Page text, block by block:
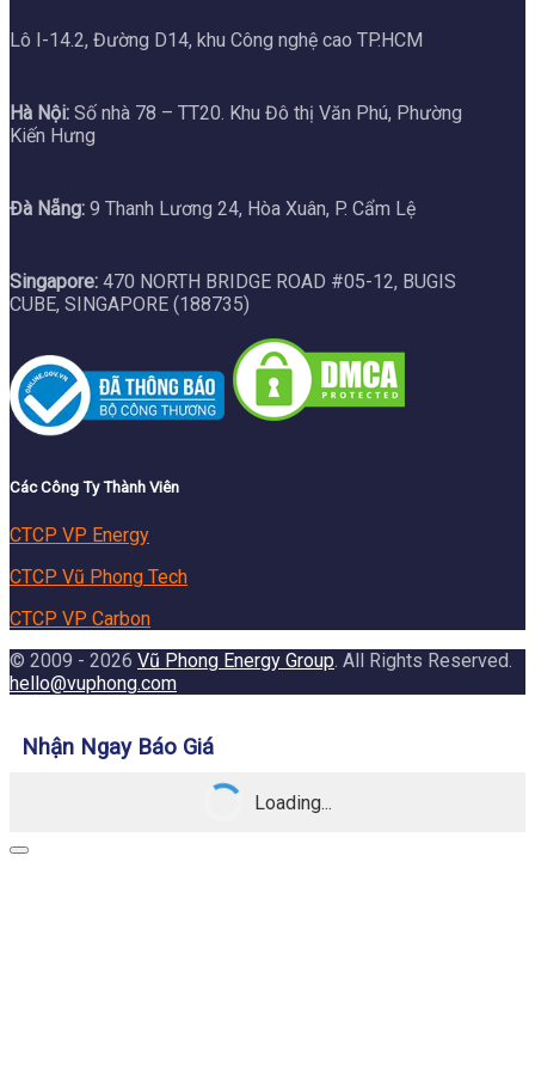
Lô I-14.2, Đường D14, khu Công nghệ cao TP.HCM
Hà Nội: Số nhà 78 – TT20. Khu Đô thị Văn Phú, Phường
Kiến Hưng
Đà Nẵng: 9 Thanh Lương 24, Hòa Xuân, P. Cẩm Lệ
Singapore: 470 NORTH BRIDGE ROAD #05-12, BUGIS
CUBE, SINGAPORE (188735)
Các Công Ty Thành Viên
CTCP VP Energy
CTCP Vũ Phong Tech
CTCP VP Carbon
© 2009 - 2026 Vũ Phong Energy Group . All Rights Reserved.
hello@vuphong.com
Nhận Ngay Báo Giá
Loading...